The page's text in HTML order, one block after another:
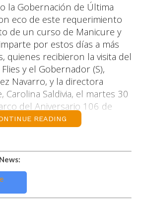
la Gobernación de Última
eco de este requerimiento
de un curso de Manicure y
por estos días a más
quienes recibieron la visita del
y el Gobernador (S),
Navarro, y la directora
Carolina Saldivia, el martes 30
del Aniversario 106 de
ocupando los espacios de
abierto el gobierno de la
en beneficio de los
de nuestra sociedad.
READING